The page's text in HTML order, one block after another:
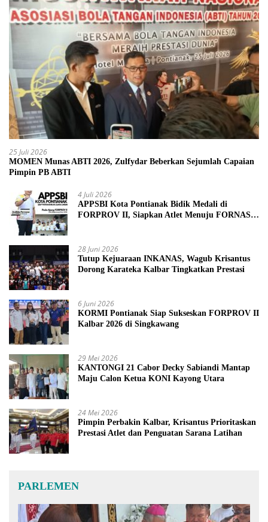
25 Juli 2026
MOMEN Munas ABTI 2026, Zulfydar Beberkan Sejumlah Capaian
Pimpin PB ABTI
4 Juli 2026
APPSBI Kota Pontianak Bidik Medali di
FORPROV II, Siapkan Atlet Menuju FORNAS
28 Juni 2026
Tutup Kejuaraan INKANAS, Wagub Krisantus
Dorong Karateka Kalbar Tingkatkan Prestasi
6 Juni 2026
KORMI Pontianak Siap Sukseskan FORPROV II
Kalbar 2026 di Singkawang
29 Mei 2026
KANTONGI 21 Cabor Decky Sabiandi Mantap
Maju Calon Ketua KONI Kayong Utara
24 Mei 2026
Pimpin Perbakin Kalbar, Krisantus Prioritaskan
Prestasi Atlet dan Penguatan Sarana Latihan
PARLEMEN